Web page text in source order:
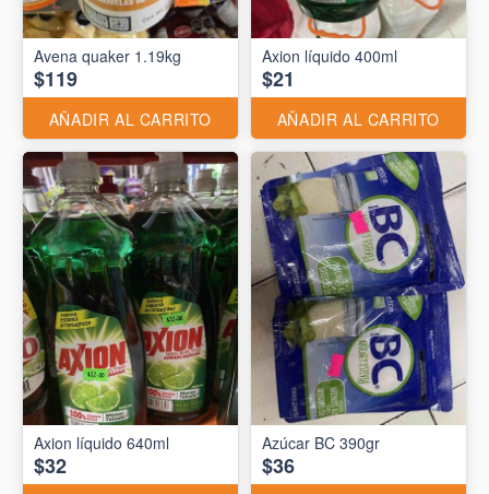
Avena quaker 1.19kg
$119
AÑADIR AL CARRITO
Axion líquido 400ml
$21
AÑADIR AL CARRITO
Axion líquido 640ml
$32
Azúcar BC 390gr
$36